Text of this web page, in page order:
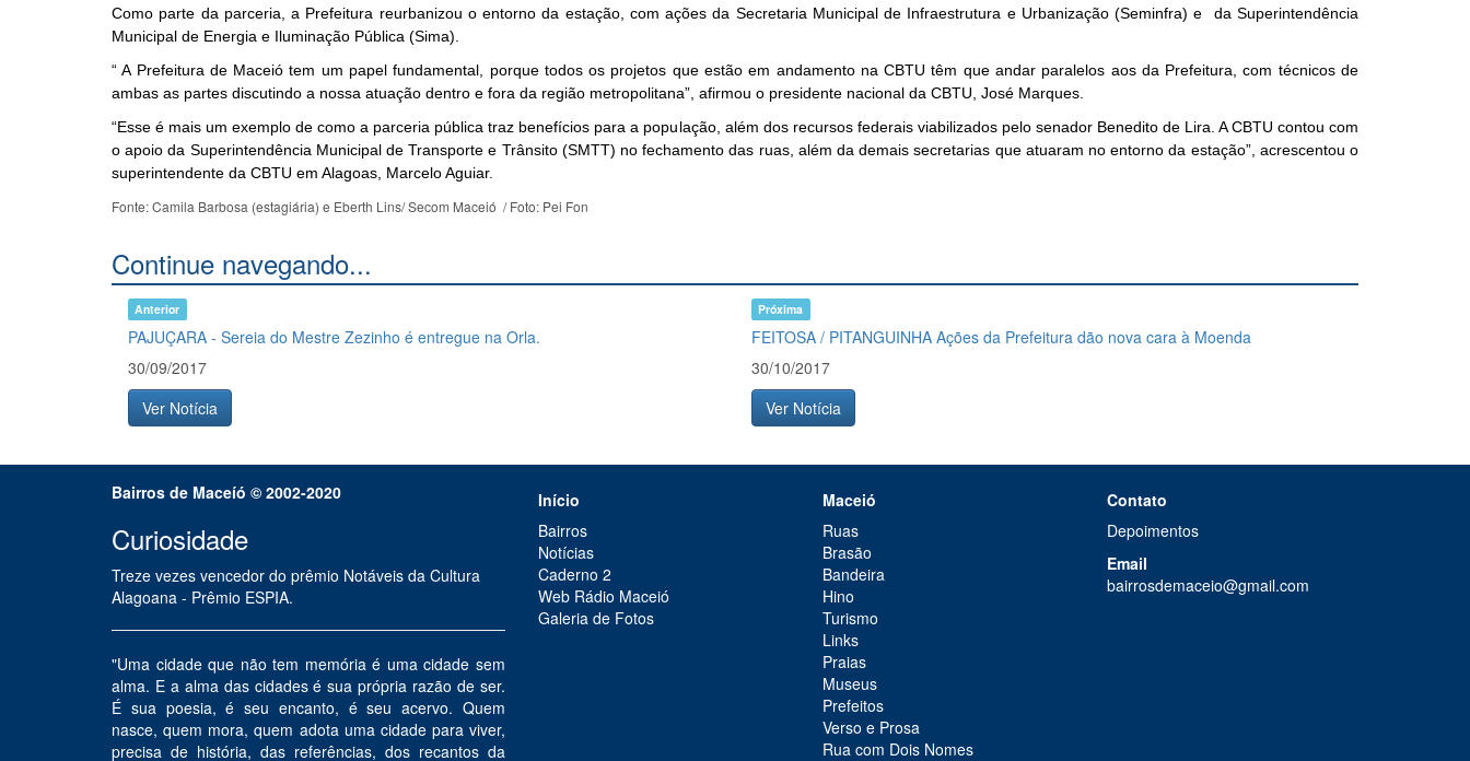
Como parte da parceria, a Prefeitura reurbanizou o entorno da estação, com ações da Secretaria Municipal de Infraestrutura e Urbanização (Seminfra) e da Superintendência
Municipal de Energia e Iluminação Pública (Sima).
“ A Prefeitura de Maceió tem um papel fundamental, porque todos os projetos que estão em andamento na CBTU têm que andar paralelos aos da Prefeitura, com técnicos de
ambas as partes discutindo a nossa atuação dentro e fora da região metropolitana”, afirmou o presidente nacional da CBTU, José Marques.
“Esse é mais um exemplo de como a parceria pública traz benefícios para a população, além dos recursos federais viabilizados pelo senador Benedito de Lira. A CBTU contou com
o apoio da Superintendência Municipal de Transporte e Trânsito (SMTT) no fechamento das ruas, além da demais secretarias que atuaram no entorno da estação”, acrescentou o
superintendente da CBTU em Alagoas, Marcelo Aguiar.
Fonte: Camila Barbosa (estagiária) e Eberth Lins/ Secom Maceió / Foto: Pei Fon
Continue navegando...
Anterior
PAJUÇARA - Sereia do Mestre Zezinho é entregue na Orla.
30/09/2017
Ver Notícia
Próxima
FEITOSA / PITANGUINHA Ações da Prefeitura dão nova cara à Moenda
30/10/2017
Ver Notícia
Bairros de Maceíó © 2002-2020
Curiosidade
Treze vezes vencedor do prêmio Notáveis da Cultura
Alagoana - Prêmio ESPIA.
"Uma cidade que não tem memória é uma cidade sem
alma. E a alma das cidades é sua própria razão de ser.
É sua poesia, é seu encanto, é seu acervo. Quem
nasce, quem mora, quem adota uma cidade para viver,
precisa de história, das referências, dos recantos da
Início
Bairros
Notícias
Caderno 2
Web Rádio Maceió
Galeria de Fotos
Maceió
Ruas
Brasão
Bandeira
Hino
Turismo
Links
Praias
Museus
Prefeitos
Verso e Prosa
Rua com Dois Nomes
Contato
Depoimentos
Email
bairrosdemaceio@gmail.com